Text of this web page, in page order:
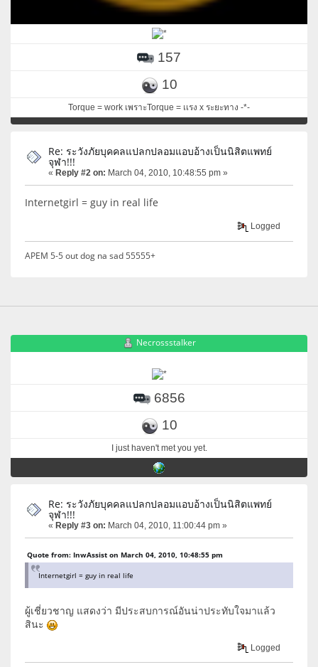
157
10
Torque = work เพราะTorque = เเรง x ระยะทาง -*-
Re: ระวังภัยบุคคลแปลกปลอมแอบอ้างเป็นนิสิตแพทย์
จุฬา!!!
« Reply #2 on: March 04, 2010, 10:48:55 pm »
Internetgirl = guy in real life
Logged
APEM 5-5 out dog na sad 55555+
Necrossstalker
6856
10
I just haven't met you yet.
Re: ระวังภัยบุคคลแปลกปลอมแอบอ้างเป็นนิสิตแพทย์
จุฬา!!!
« Reply #3 on: March 04, 2010, 11:00:44 pm »
Quote from: InwAssist on March 04, 2010, 10:48:55 pm
Internetgirl = guy in real life
ผู้เชี่ยวชาญ แสดงว่า มีประสบการณ์อันน่าประทับใจมาแล้ว
สินะ
Logged